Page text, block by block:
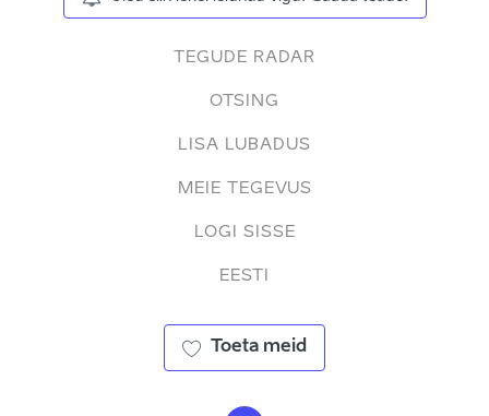
TEGUDE RADAR
OTSING
LISA LUBADUS
MEIE TEGEVUS
LOGI SISSE
EESTI
Toeta meid